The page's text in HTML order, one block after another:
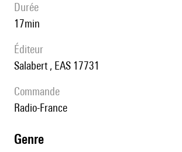
durée
17min
éditeur
Salabert , EAS 17731
Commande
Radio-France
genre